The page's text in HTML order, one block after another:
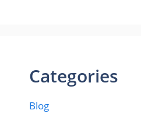
Categories
Blog